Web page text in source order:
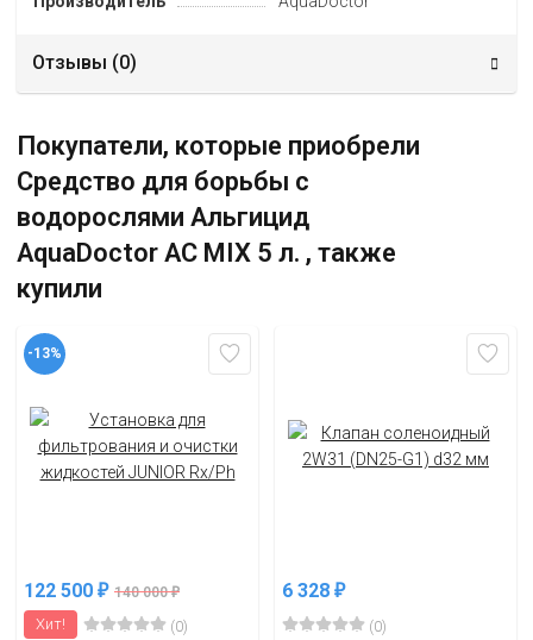
Отзывы (0)
Покупатели, которые приобрели
Средство для борьбы с
водорослями Альгицид
AquaDoctor AC MIX 5 л. , также
купили
-13%
122 500 ₽ 140 000₽
Хит! (0)
6 328 ₽
(0)